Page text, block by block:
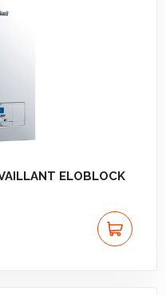
ELOBLOCK